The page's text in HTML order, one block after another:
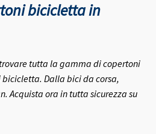
bicicletta in
tutta la gamma di copertoni
Dalla bici da corsa,
Acquista ora in tutta sicurezza su